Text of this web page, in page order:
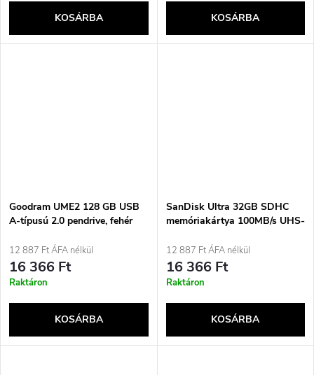
KOSÁRBA KOSÁRBA
Goodram UME2 128 GB USB
A-típusú 2.0 pendrive, fehér
12 887 Ft ÁFA nélkül
16 366 Ft
Raktáron
KOSÁRBA
SanDisk Ultra 32GB SDHC
memóriakártya 100MB/s UHS-
12 887 Ft ÁFA nélkül
16 366 Ft
Raktáron
KOSÁRBA